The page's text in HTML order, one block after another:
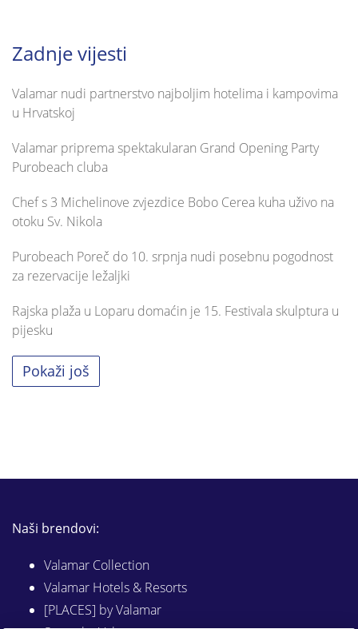
Zadnje vijesti
Valamar nudi partnerstvo najboljim hotelima i kampovima
u Hrvatskoj
Valamar priprema spektakularan Grand Opening Party
Purobeach cluba
Chef s 3 Michelinove zvjezdice Bobo Cerea kuha uživo na
otoku Sv. Nikola
Purobeach Poreč do 10. srpnja nudi posebnu pogodnost
za rezervacije ležaljki
Rajska plaža u Loparu domaćin je 15. Festivala skulptura u
pijesku
Pokaži još
Naši brendovi:
Valamar Collection
Valamar Hotels & Resorts
[PLACES] by Valamar